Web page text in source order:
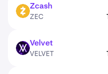
ZEC Zcash
ZEC
VELVETVelvet
VELVET